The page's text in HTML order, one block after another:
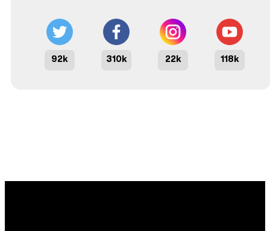
92k 310k 22k 118k